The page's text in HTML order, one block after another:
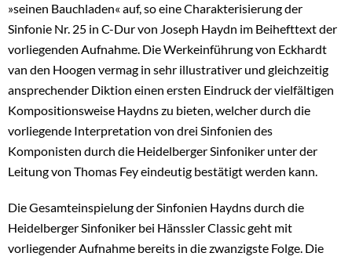
»seinen Bauchladen« auf, so eine Charakterisierung der
Sinfonie Nr. 25 in C-Dur von Joseph Haydn im Beihefttext der
vorliegenden Aufnahme. Die Werkeinführung von Eckhardt
van den Hoogen vermag in sehr illustrativer und gleichzeitig
ansprechender Diktion einen ersten Eindruck der vielfältigen
Kompositionsweise Haydns zu bieten, welcher durch die
vorliegende Interpretation von drei Sinfonien des
Komponisten durch die Heidelberger Sinfoniker unter der
Leitung von Thomas Fey eindeutig bestätigt werden kann.
Die Gesamteinspielung der Sinfonien Haydns durch die
Heidelberger Sinfoniker bei Hänssler Classic geht mit
vorliegender Aufnahme bereits in die zwanzigste Folge. Die